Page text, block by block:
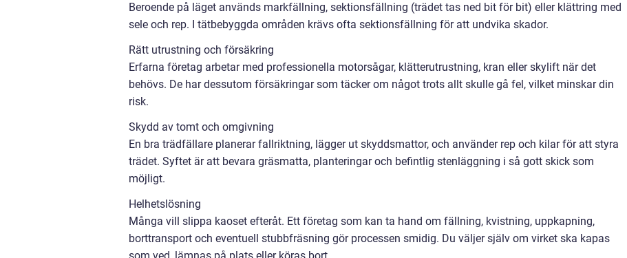
Beroende på läget används markfällning, sektionsfällning (trädet tas ned bit för bit) eller klättring med
sele och rep. I tätbebyggda områden krävs ofta sektionsfällning för att undvika skador.
Rätt utrustning och försäkring
Erfarna företag arbetar med professionella motorsågar, klätterutrustning, kran eller skylift när det
behövs. De har dessutom försäkringar som täcker om något trots allt skulle gå fel, vilket minskar din
risk.
Skydd av tomt och omgivning
En bra trädfällare planerar fallriktning, lägger ut skyddsmattor, och använder rep och kilar för att styra
trädet. Syftet är att bevara gräsmatta, planteringar och befintlig stenläggning i så gott skick som
möjligt.
Helhetslösning
Många vill slippa kaoset efteråt. Ett företag som kan ta hand om fällning, kvistning, uppkapning,
borttransport och eventuell stubbfräsning gör processen smidig. Du väljer själv om virket ska kapas